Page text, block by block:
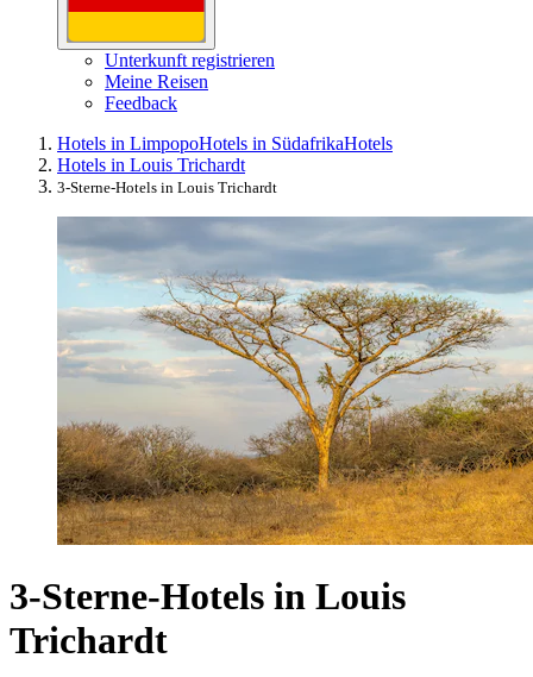
Unterkunft registrieren
Meine Reisen
Feedback
Hotels in LimpopoHotels in SüdafrikaHotels
Hotels in Louis Trichardt
3-Sterne-Hotels in Louis Trichardt
3-Sterne-Hotels in Louis
Trichardt